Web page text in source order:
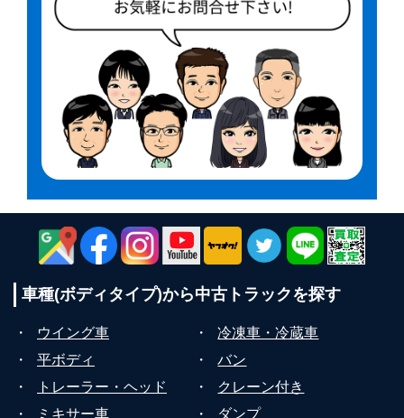
車種(ボディタイプ)から中古トラックを探す
・ ウイング車 ・
冷凍車・冷蔵車
・
平ボディ ・
バン
・
トレーラー・ヘッド ・
クレーン付き
・
ミキサー車 ・
ダンプ